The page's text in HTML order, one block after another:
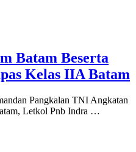
Batam Beserta
Kelas IIA Batam
Pangkalan TNI Angkatan
Letkol Pnb Indra …